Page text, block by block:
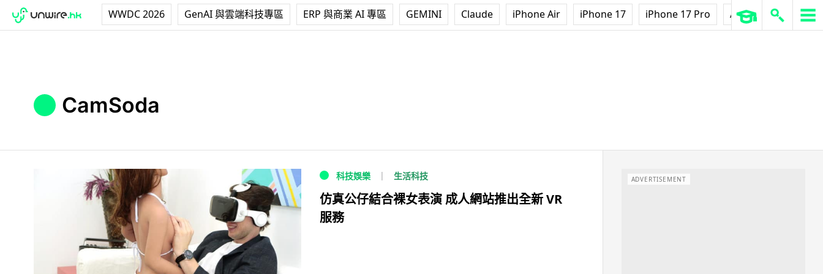
WWDC 2026 GenAI 與雲端科技專區 ERP 與商業 AI 專區 GEMINI Claude iPhone Air iPhone 17 iPhone 17 Pro AirPods Pro 3
CamSoda
科技娛樂 生活科技
仿真公仔結合裸女表演 成人網站推出全新 VR
服務
ADVERTISEMENT